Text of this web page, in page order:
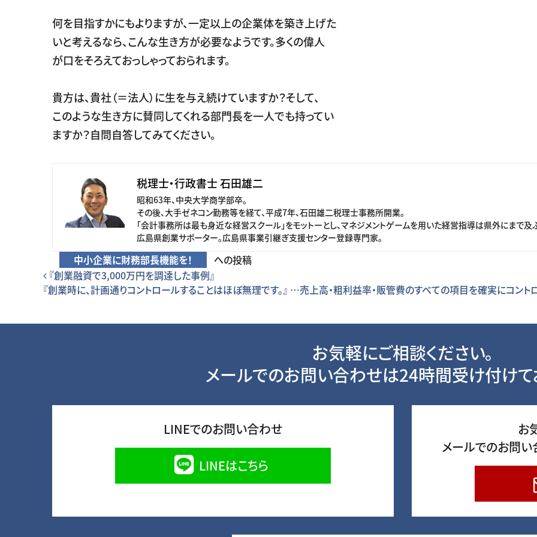
何を目指すかにもよりますが、一定以上の企業体を築き上げた
いと考えるなら、こんな生き方が必要なようです。多くの偉人
が口をそろえておっしゃっておられます。
貴方は、貴社（＝法人）に生を与え続けていますか？そして、
このような生き方に賛同してくれる部門長を一人でも持ってい
ますか？自問自答してみてください。
税理士・行政書士 石田雄二
昭和63年、中央大学商学部卒。
その後、大手ゼネコン勤務等を経て、平成7年、石田雄二税理士事務所開業。
「会計事務所は最も身近な経営スクール」をモットーとし、マネジメントゲームを用いた経営指導は県外にまで及
広島県創業サポーター。広島県事業引継ぎ支援センター登録専門家。
中小企業に財務部長機能を！ への投稿
投稿ナビゲーション
『創業融資で3,000万円を調達した事例』
『創業時に、計画通りコントロールすることはほぼ無理です。』 …売上高・粗利益率・販管費のすべての項目を確実にコ
お気軽にご相談ください。
メールでのお問い合わせは24時間受け付けて
LINEでのお問い合わせ
LINEはこちら
お
メールでのお問い